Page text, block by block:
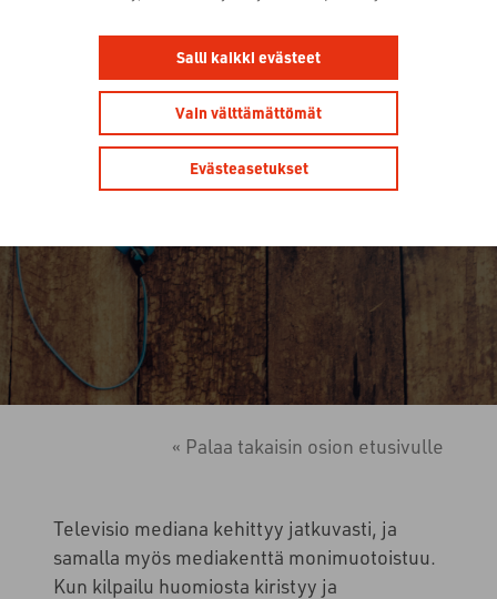
Salli kaikki evästeet
Vain välttämättömät
Evästeasetukset
AJANKOHTAISTA
MAAILMALTA 05/2026
27.5.2026 Uutishuone TV-mainonta
« Palaa takaisin osion etusivulle
Televisio mediana kehittyy jatkuvasti, ja
samalla myös mediakenttä monimuotoistuu.
Kun kilpailu huomiosta kiristyy ja